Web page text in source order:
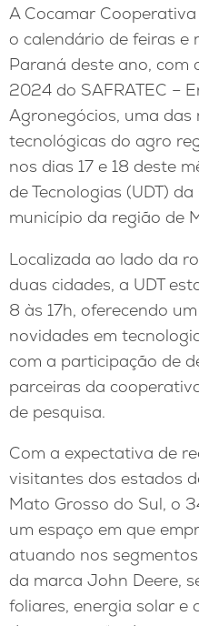
A Cocamar
o calendário de feiras e
Paraná deste ano, com
2024 do SAFRATEC –
Agronegócios, uma
tecnológicas do agro
nos dias 17 e 18 deste
de Tecnologias (UDT)
município da região de
Localizada ao lado da
duas cidades, a UDT
8 às 17h, oferecendo
novidades em
com a participação de
parceiras da
de pesquisa.
Com a expectativa de
visitantes dos estados
Mato Grosso do Sul, o
um espaço em que
atuando nos
da marca John Deere,
foliares, energia solar e